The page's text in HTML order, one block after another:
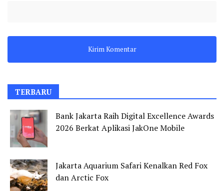
TERBARU
Bank Jakarta Raih Digital Excellence Awards
2026 Berkat Aplikasi JakOne Mobile
Jakarta Aquarium Safari Kenalkan Red Fox
dan Arctic Fox